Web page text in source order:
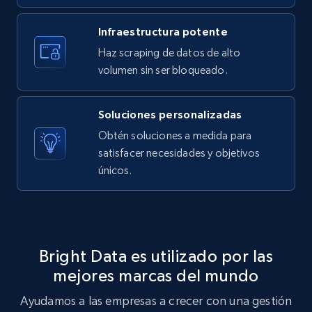
Amazon products search
Asin, URL, Name, Sponsored, Initial price, Final
181+ Prueba gratuita
Target
1.3K+ 175+ Prueba gratuita
Infraestructura potente
Haz scraping de datos de alto
volumen sin ser bloqueado.
Soluciones personalizadas
Obtén soluciones a medida para
satisfacer necesidades y objetivos
únicos.
Bright Data es utilizado por las
mejores marcas del mundo
Ayudamos a las empresas a crecer con una gestión